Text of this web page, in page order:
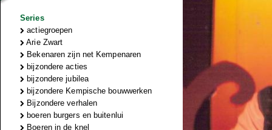
Series
actiegroepen
Arie Zwart
Bekenaren zijn net Kempenaren
bijzondere acties
bijzondere jubilea
bijzondere Kempische bouwwerken
Bijzondere verhalen
boeren burgers en buitenlui
Boeren in de knel